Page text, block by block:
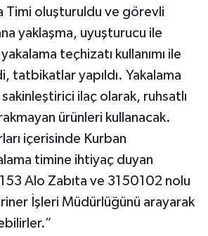
Timi oluşturuldu ve görevli
yaklaşma, uyuşturucu ile
teçhizatı kullanımı ile
tatbikatlar yapıldı. Yakalama
ilaç olarak, ruhsatlı
ürünleri kullanacak.
içerisinde Kurban
timine ihtiyaç duyan
Alo Zabıta ve 3150102 nolu
İşleri Müdürlüğünü arayarak